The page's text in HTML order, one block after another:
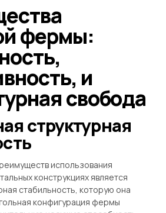
​​фермы:
и
свобода
структурная
использования
конструкциях является
стабильность, которую она
конфигурация фермы